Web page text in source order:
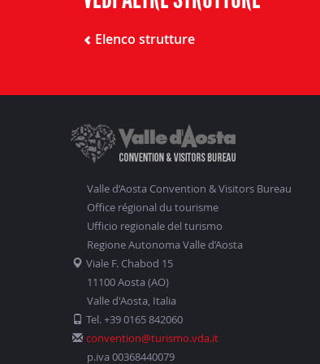
Elenco strutture
Valle d’Aosta Convention & Visitors Bureau
Office régional du tourisme
Ufficio regionale del turismo
Regione Autonoma Valle d’Aosta
Viale F. Chabod 15
11100 Aosta (AO)
Valle d'Aosta, Italia
Tel. +39 0165 842060
convention@turismo.vda.it
p.iva 00368440079